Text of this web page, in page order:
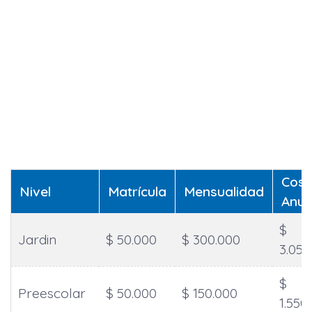
Nivel Matrícula Mensualidad
Jardin $ 50.000 $ 300.000
$
Preescolar $ 50.000 $ 150.000
$